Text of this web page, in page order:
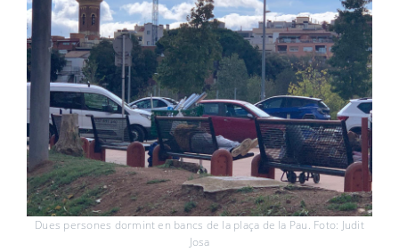
Dues persones dormint en bancs de la plaça de la Pau. Foto: Judit
Josa